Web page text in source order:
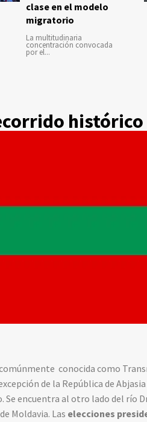
clase en el modelo
migratorio
La multitudinaria
concentración convocada
por el...
histórico
conocida como
de la República de Abjasia
encuentra al otro lado del río
de Moldavia. Las elecciones